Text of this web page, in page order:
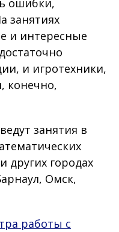
ошибки,
занятиях
и интересные
и игротехники,
конечно,
занятия в
других городах
Омск,
работы с